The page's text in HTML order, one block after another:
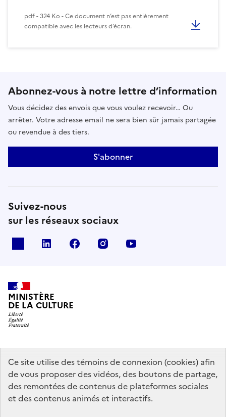
Ce site utilise des témoins de connexion (cookies) afin
de vous proposer des vidéos, des boutons de partage,
des remontées de contenus de plateformes sociales
et des contenus animés et interactifs.
pdf - 324 Ko - Ce document n’est pas entièrement
compatible avec les lecteurs d’écran.
Abonnez-vous à notre lettre d’information
Vous décidez des envois que vous voulez recevoir… Ou
arrêter. Votre adresse email ne sera bien sûr jamais partagée
ou revendue à des tiers.
S'abonner
Suivez-nous
sur les réseaux sociaux
linkedin facebook instagram
MINISTÈRE
DE LA CULTURE
data.gouv.fr legifrance.gouv.fr
info.gouv.fr
service-public.gouv.fr